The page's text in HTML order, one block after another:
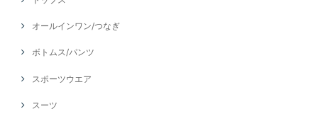
オールインワン/つなぎ
ボトムス/パンツ
スポーツウエア
スーツ